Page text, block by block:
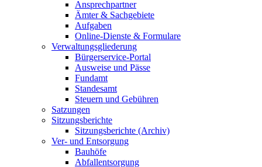
Ansprechpartner
Ämter & Sachgebiete
Aufgaben
Online-Dienste & Formulare
Verwaltungsgliederung
Bürgerservice-Portal
Ausweise und Pässe
Fundamt
Standesamt
Steuern und Gebühren
Satzungen
Sitzungsberichte
Sitzungsberichte (Archiv)
Ver- und Entsorgung
Bauhöfe
Abfallentsorgung